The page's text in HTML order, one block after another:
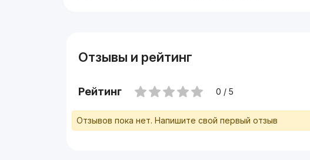
Отзывы и рейтинг
Рейтинг 0 / 5
Отзывов пока нет. Напишите свой первый отзыв